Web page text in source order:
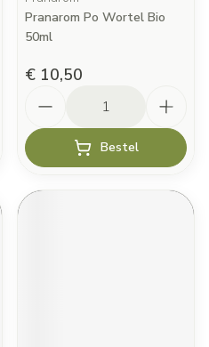
Pranarom Po Wortel Bio
50ml
€ 10,50
Bestel